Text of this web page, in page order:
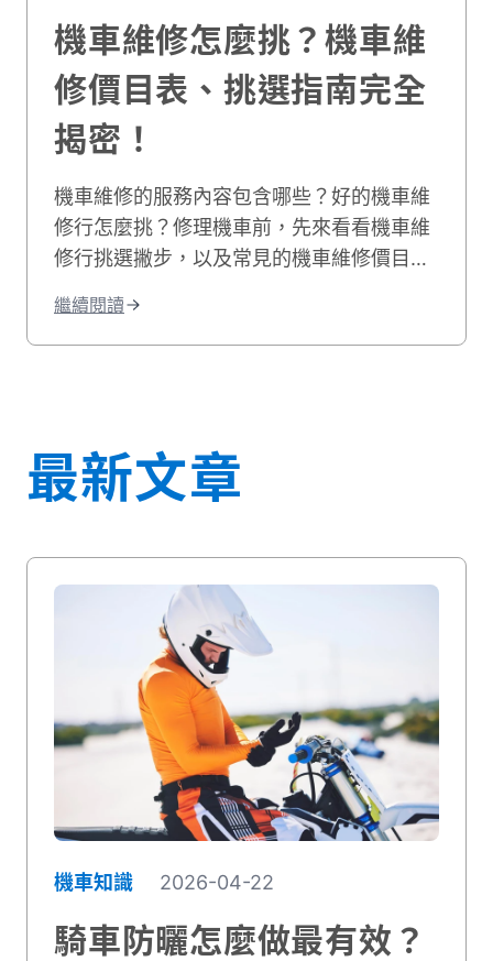
機車維修怎麼挑？機車維
修價目表、挑選指南完全
揭密！
機車維修的服務內容包含哪些？好的機車維
修行怎麼挑？修理機車前，先來看看機車維
修行挑選撇步，以及常見的機車維修價目
你！
繼續閱讀
最新文章
機車知識 2026-04-22
騎車防曬怎麼做最有效？